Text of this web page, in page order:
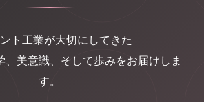
ト工業が大切にしてきた
、美意識、そして歩みをお届けしま
す。